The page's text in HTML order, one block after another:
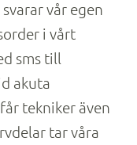
vår egen
i vårt
sms till
akuta
tekniker även
tar våra